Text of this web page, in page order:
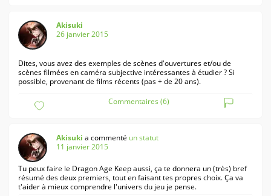
Akisuki
26 janvier 2015
Dites, vous avez des exemples de scènes d'ouvertures et/ou de
scènes filmées en caméra subjective intéressantes à étudier ? Si
possible, provenant de films récents (pas + de 20 ans).
Commentaires (6)
Akisuki a commenté un statut
11 janvier 2015
Tu peux faire le Dragon Age Keep aussi, ça te donnera un (très) bref
résumé des deux premiers, tout en faisant tes propres choix. Ça va
t'aider à mieux comprendre l'univers du jeu je pense.